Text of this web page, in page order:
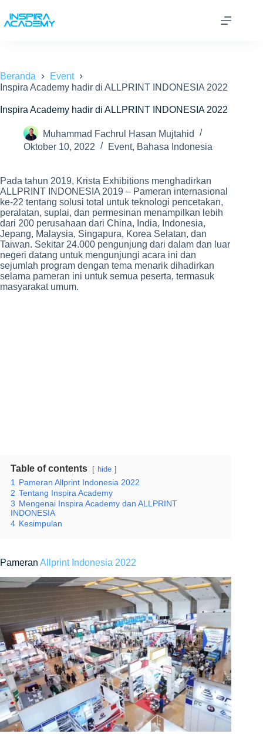
content
Beranda
Event
Inspira Academy hadir di ALLPRINT INDONESIA 2022
Inspira Academy hadir di ALLPRINT INDONESIA 2022
Muhammad Fachrul Hasan Mujtahid
Oktober 10, 2022
Event, Bahasa Indonesia
Pada tahun 2019, Krista Exhibitions menghadirkan
ALLPRINT INDONESIA 2019 – Pameran internasional
ke-22 tentang solusi total untuk teknologi pencetakan,
peralatan, suplai, dan permesinan menampilkan lebih
dari 200 perusahaan dari China, India, Indonesia,
Jepang, Malaysia, Singapura, Korea Selatan, dan
Taiwan. Sekitar 24.000 pengunjung dari dalam dan luar
negeri datang untuk mengunjungi acara ini dan
sejumlah program dengan tema menarik dihadirkan
selama pameran ini untuk semua peserta, termasuk
masyarakat umum.
Table of contents hide
1 Pameran Allprint Indonesia 2022
2 Tentang Inspira Academy
3 Mengenai Inspira Academy dan ALLPRINT
INDONESIA
4 Kesimpulan
Pameran Allprint Indonesia 2022